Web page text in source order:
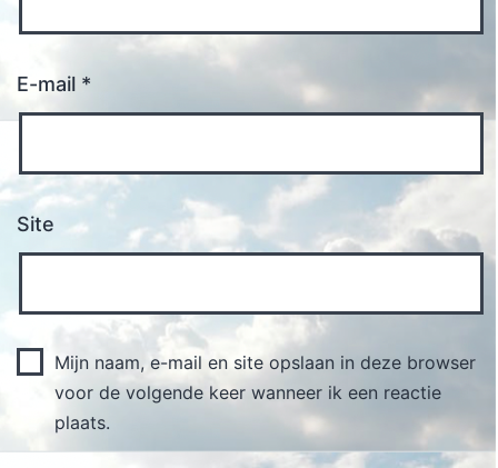
E-mail *
Site
Mijn naam, e-mail en site opslaan in deze browser
voor de volgende keer wanneer ik een reactie
plaats.